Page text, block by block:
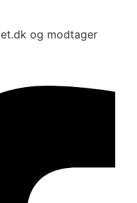
og modtager